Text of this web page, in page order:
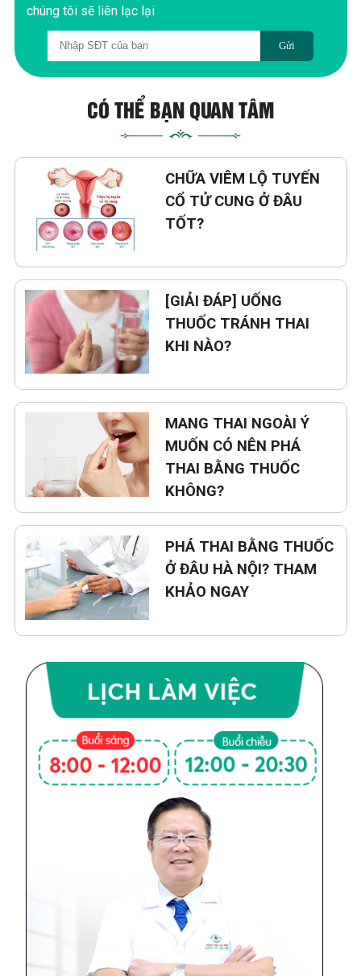
chúng tôi sẽ liên lạc lại
Gửi
CÓ THỂ BẠN QUAN TÂM
CHỮA VIÊM LỘ TUYẾN
CỔ TỬ CUNG Ở ĐÂU
TỐT?
[GIẢI ĐÁP] UỐNG
THUỐC TRÁNH THAI
KHI NÀO?
MANG THAI NGOÀI Ý
MUỐN CÓ NÊN PHÁ
THAI BẰNG THUỐC
KHÔNG?
PHÁ THAI BẰNG THUỐC
Ở ĐÂU HÀ NỘI? THAM
KHẢO NGAY